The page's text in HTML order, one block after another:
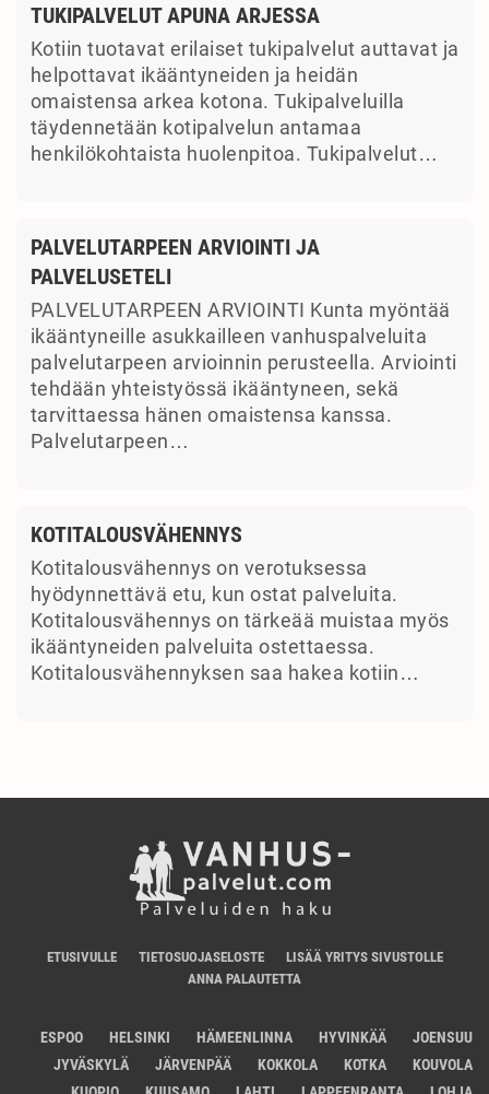
TUKIPALVELUT APUNA ARJESSA
Kotiin tuotavat erilaiset tukipalvelut auttavat ja
helpottavat ikääntyneiden ja heidän
omaistensa arkea kotona. Tukipalveluilla
täydennetään kotipalvelun antamaa
henkilökohtaista huolenpitoa. Tukipalvelut…
PALVELUTARPEEN ARVIOINTI JA
PALVELUSETELI
PALVELUTARPEEN ARVIOINTI Kunta myöntää
ikääntyneille asukkailleen vanhuspalveluita
palvelutarpeen arvioinnin perusteella. Arviointi
tehdään yhteistyössä ikääntyneen, sekä
tarvittaessa hänen omaistensa kanssa.
Palvelutarpeen…
KOTITALOUSVÄHENNYS
Kotitalousvähennys on verotuksessa
hyödynnettävä etu, kun ostat palveluita.
Kotitalousvähennys on tärkeää muistaa myös
ikääntyneiden palveluita ostettaessa.
Kotitalousvähennyksen saa hakea kotiin…
ETUSIVULLE TIETOSUOJASELOSTE
LISÄÄ YRITYS SIVUSTOLLE
ANNA PALAUTETTA
ESPOO HELSINKI HÄMEENLINNA HYVINKÄÄ
JOENSUU
JYVÄSKYLÄ
JÄRVENPÄÄ KOKKOLA KOTKA
KOUVOLA